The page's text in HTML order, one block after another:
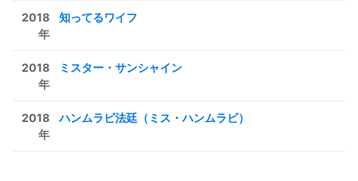
2018
年
知ってるワイフ
2018
年
ミスター・サンシャイン
2018
年
ハンムラビ法廷（ミス・ハンムラビ）